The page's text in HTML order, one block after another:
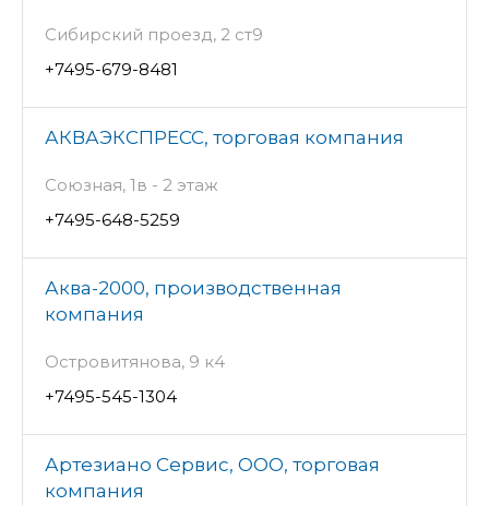
Сибирский проезд, 2 ст9
+7495-679-8481
АКВАЭКСПРЕСС, торговая компания
Союзная, 1в - 2 этаж
+7495-648-5259
Аква-2000, производственная
компания
Островитянова, 9 к4
+7495-545-1304
Артезиано Сервис, ООО, торговая
компания